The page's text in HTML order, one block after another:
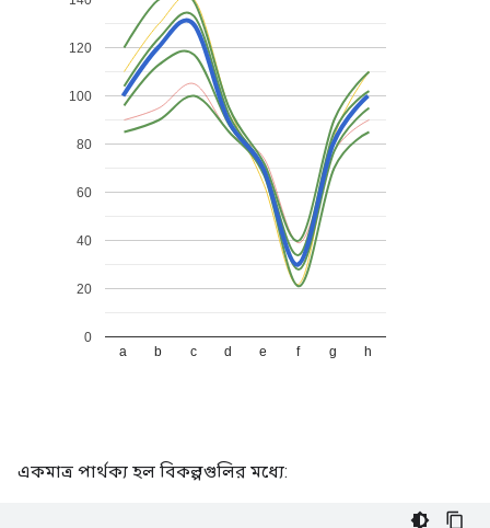
একমাত্র পার্থক্য হল বিকল্পগুলির মধ্যে: